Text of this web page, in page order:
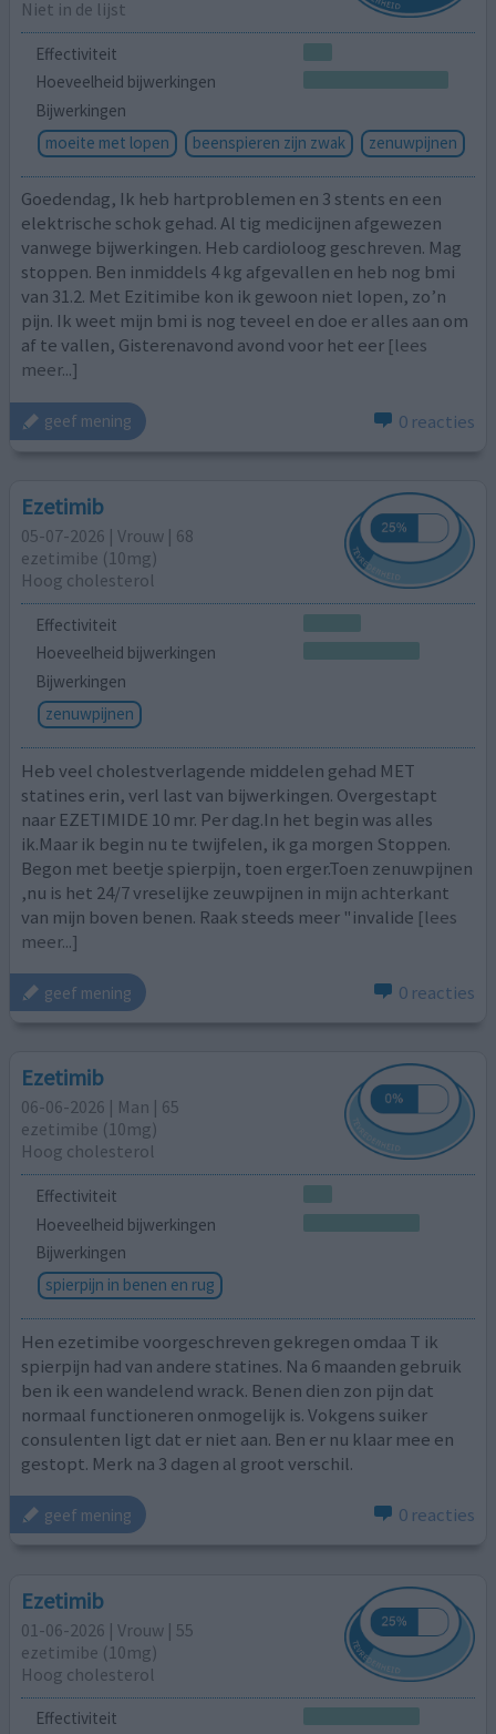
Niet in de lijst
Effectiviteit
Hoeveelheid bijwerkingen
Bijwerkingen
moeite met lopen
beenspieren zijn zwak zenuwpijnen
Goedendag, Ik heb hartproblemen en 3 stents en een
elektrische schok gehad. Al tig medicijnen afgewezen
vanwege bijwerkingen. Heb cardioloog geschreven. Mag
stoppen. Ben inmiddels 4 kg afgevallen en heb nog bmi
van 31.2. Met Ezitimibe kon ik gewoon niet lopen, zo’n
pijn. Ik weet mijn bmi is nog teveel en doe er alles aan om
af te vallen, Gisterenavond avond voor het eer [lees
meer...]
geef mening 0 reacties
Ezetimib
05-07-2026 | Vrouw | 68
ezetimibe (10mg)
Hoog cholesterol
Effectiviteit
Hoeveelheid bijwerkingen
Bijwerkingen
zenuwpijnen
Heb veel cholestverlagende middelen gehad MET
statines erin, verl last van bijwerkingen. Overgestapt
naar EZETIMIDE 10 mr. Per dag.In het begin was alles
ik.Maar ik begin nu te twijfelen, ik ga morgen Stoppen.
Begon met beetje spierpijn, toen erger.Toen zenuwpijnen
,nu is het 24/7 vreselijke zeuwpijnen in mijn achterkant
van mijn boven benen. Raak steeds meer "invalide [lees
meer...]
geef mening 0 reacties
Ezetimib
06-06-2026 | Man | 65
ezetimibe (10mg)
Hoog cholesterol
Effectiviteit
Hoeveelheid bijwerkingen
Bijwerkingen
spierpijn in benen en rug
Hen ezetimibe voorgeschreven gekregen omdaa T ik
spierpijn had van andere statines. Na 6 maanden gebruik
ben ik een wandelend wrack. Benen dien zon pijn dat
normaal functioneren onmogelijk is. Vokgens suiker
consulenten ligt dat er niet aan. Ben er nu klaar mee en
gestopt. Merk na 3 dagen al groot verschil.
geef mening 0 reacties
Ezetimib
01-06-2026 | Vrouw | 55
ezetimibe (10mg)
Hoog cholesterol
Effectiviteit